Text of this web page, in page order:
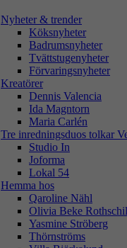
Nyheter & trender
Köksnyheter
Badrumsnyheter
Tvättstugenyheter
Förvaringsnyheter
Kreatörer
Dennis Valencia
Ida Magntorn
Maria Carlén
Tre inredningsduos tolkar
Studio In
Joforma
Lokal 54
Hemma hos
Qaroline Nähl
Olivia Beke
Yasmine Ströberg
Thörnströms